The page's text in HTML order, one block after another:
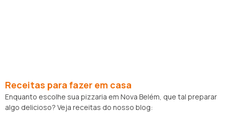
Receitas para fazer em casa
Enquanto escolhe sua pizzaria em Nova Belém, que tal preparar
algo delicioso? Veja receitas do nosso blog: